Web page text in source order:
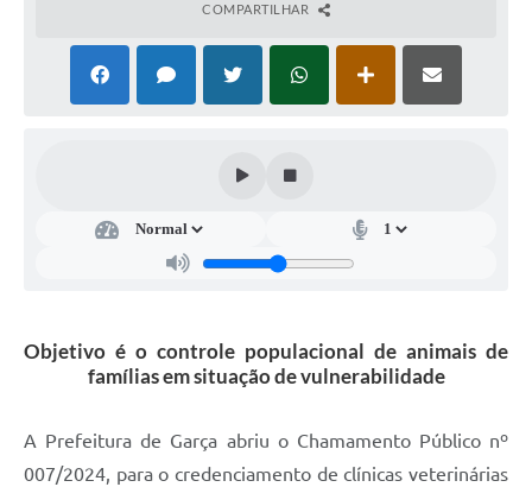
Chamamento Público 2026
Súmulas Administrativas
Consulta Pública Eletrônica Lei de Diretrizes Orçamentárias -
Credenciamento Feirantes
COMPARTILHAR
Objetivo é o controle populacional de animais de
famílias em situação de vulnerabilidade
A Prefeitura de Garça abriu o Chamamento Público nº
007/2024, para o credenciamento de clínicas veterinárias